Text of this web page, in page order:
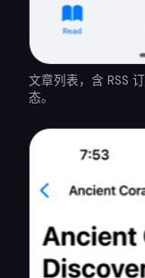
文章列表，含 RSS
态。